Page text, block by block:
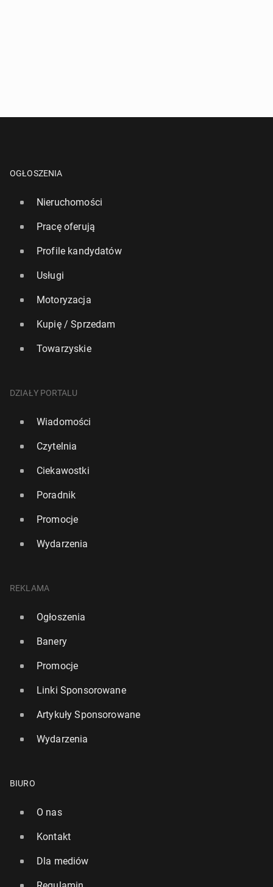
OGŁOSZENIA
Nieruchomości
Pracę oferują
Profile kandydatów
Usługi
Motoryzacja
Kupię / Sprzedam
Towarzyskie
DZIAŁY PORTALU
Wiadomości
Czytelnia
Ciekawostki
Poradnik
Promocje
Wydarzenia
REKLAMA
Ogłoszenia
Banery
Promocje
Linki Sponsorowane
Artykuły Sponsorowane
Wydarzenia
BIURO
O nas
Kontakt
Dla mediów